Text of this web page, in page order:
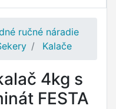
ručné náradie
Kalače
4kg s
FESTA